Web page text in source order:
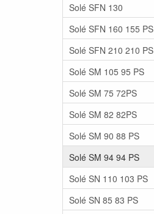
Solé SFN 130
Solé SFN 160 155 PS
Solé SFN 210 210 PS
Solé SM 105 95 PS
Solé SM 75 72PS
Solé SM 82 82PS
Solé SM 90 88 PS
Solé SM 94 94 PS
Solé SN 110 103 PS
Solé SN 85 83 PS